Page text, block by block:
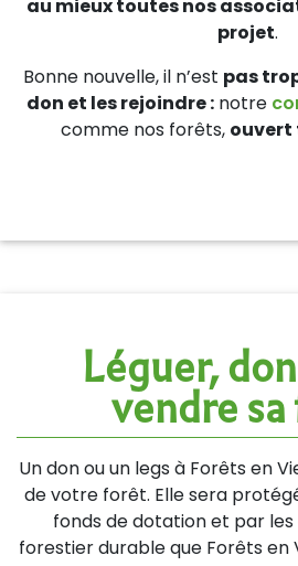
au mieux toutes nos
projet.
Bonne nouvelle, il n’est pas
don et les rejoindre : notre
comme nos forêts, ouvert
Léguer,
vendre
Un don ou un legs à Forêts en
de votre forêt. Elle sera
fonds de dotation et par
forestier durable que Forêts en